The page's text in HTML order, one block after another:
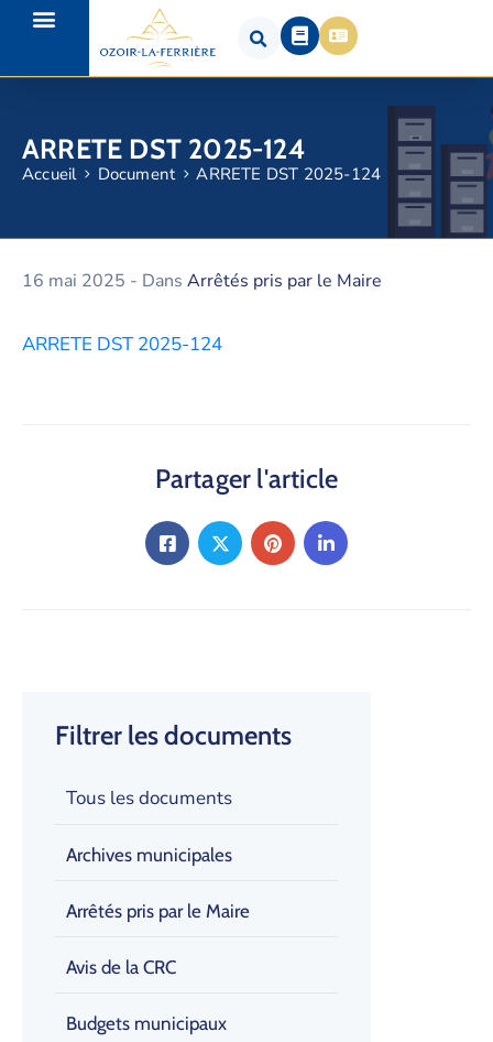
ARRETE DST 2025-124
Accueil Document ARRETE DST 2025-124
Filtrer les documents
Tous les documents
Archives municipales
Arrêtés pris par le Maire
Avis de la CRC
Budgets municipaux
16 mai 2025 - Dans Arrêtés pris par le Maire
ARRETE DST 2025-124
Partager l'article